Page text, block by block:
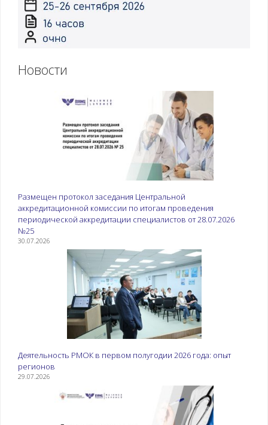
Новости
Размещен протокол заседания Центральной
аккредитационной комиссии по итогам проведения
периодической аккредитации специалистов от 28.07.2026
№25
30.07.2026
Деятельность РМОК в первом полугодии 2026 года: опыт
регионов
29.07.2026